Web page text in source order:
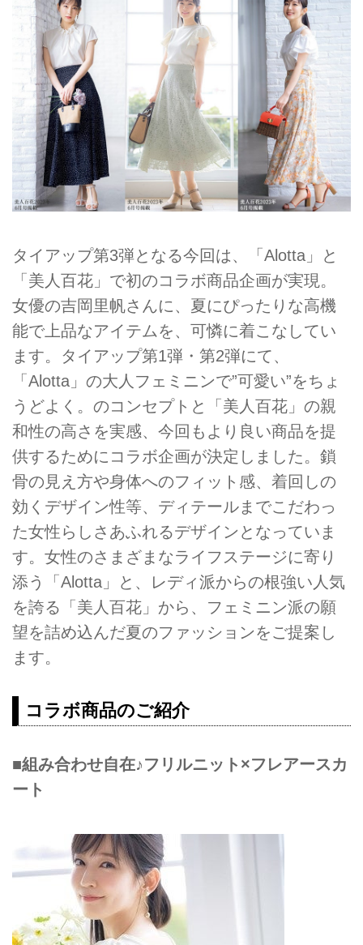
タイアップ第3弾となる今回は、「Alotta」と
「美人百花」で初のコラボ商品企画が実現。
女優の吉岡里帆さんに、夏にぴったりな高機
能で上品なアイテムを、可憐に着こなしてい
ます。タイアップ第1弾・第2弾にて、
「Alotta」の大人フェミニンで”可愛い”をちょ
うどよく。のコンセプトと「美人百花」の親
和性の高さを実感、今回もより良い商品を提
供するためにコラボ企画が決定しました。鎖
骨の見え方や身体へのフィット感、着回しの
効くデザイン性等、ディテールまでこだわっ
た女性らしさあふれるデザインとなっていま
す。女性のさまざまなライフステージに寄り
添う「Alotta」と、レディ派からの根強い人気
を誇る「美人百花」から、フェミニン派の願
望を詰め込んだ夏のファッションをご提案し
ます。
コラボ商品のご紹介
■組み合わせ自在♪フリルニット×フレアースカ
ート